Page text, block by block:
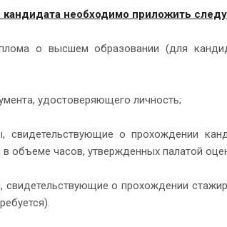
кандидата необходимо приложить
о высшем образовании (для
удостоверяющего личность;
свидетельствующие о прохождении
в объеме часов, утвержденных палатой
свидетельствующие о прохождении